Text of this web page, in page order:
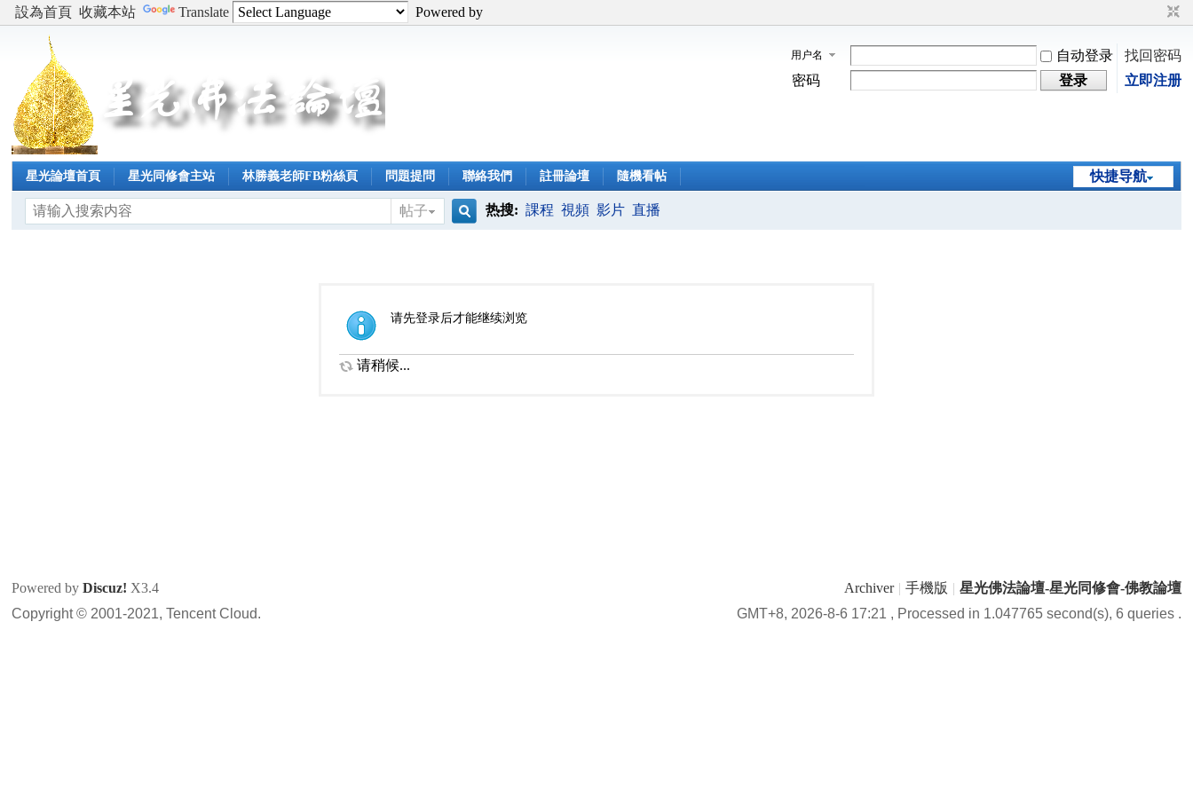
設為首頁 收藏本站 Powered by
Translate
用户名 自动登录
找回密码
密码
登录 立即注册
快捷导航
星光論壇首頁 星光同修會主站 林勝義老師FB粉絲頁 問題提問 聯絡我們 註冊論壇 隨機看帖
帖子
索
热搜: 課程 視頻 影片 直播
请先登录后才能继续浏览
请稍候...
Archiver | 手機版 | 星光佛法論壇-星光同修會-佛教論壇
GMT+8, 2026-8-6 17:21 , Processed in 1.047765 second(s), 6 queries .
Powered byDiscuz! X3.4
Copyright © 2001-2021, Tencent Cloud.